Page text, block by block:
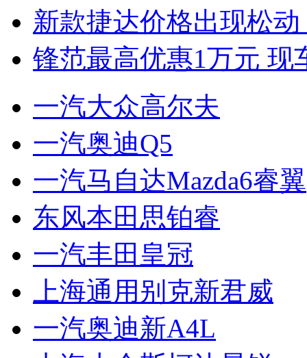
新款捷达价格出现松
锋范最高优惠1万元 现
一汽大众高尔夫
一汽奥迪Q5
一汽马自达Mazda6睿翼
东风本田思铂睿
一汽丰田皇冠
上海通用别克新君威
一汽奥迪新A4L